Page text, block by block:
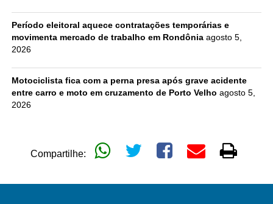
Período eleitoral aquece contratações temporárias e
movimenta mercado de trabalho em Rondônia agosto 5,
2026
Motociclista fica com a perna presa após grave acidente
entre carro e moto em cruzamento de Porto Velho agosto 5,
2026
Compartilhe: